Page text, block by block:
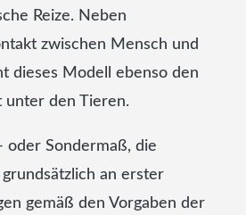
Reize. Neben
zwischen Mensch und
dieses Modell ebenso den
unter den Tieren.
oder Sondermaß, die
an erster
gemäß den Vorgaben der